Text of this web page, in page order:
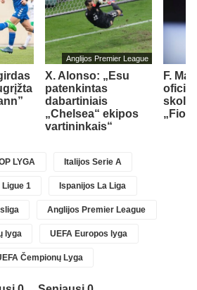
Anglijos Premier League
X. Alonso: „Esu
patenkintas
dabartiniais
„Chelsea“ ekipos
vartininkais“
F.
LYGA Italijos Serie A
1 Ispanijos La Liga
Anglijos Premier League
lyga UEFA Europos lyga
Čempionų Lyga